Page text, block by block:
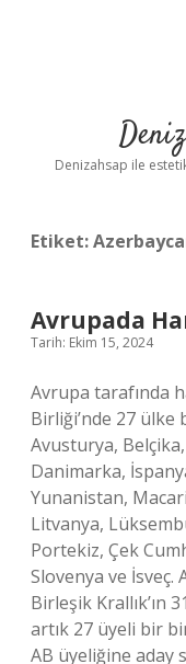
Denizahsap ile
Etiket:
Avrupada
Tarih: Ekim 15, 2024
Avrupa tarafında
Birliği’nde 27 ülke
Avusturya,
Danimarka,
Yunanistan,
Litvanya,
Portekiz, Çek
Slovenya ve
Birleşik Krallık’ın
artık 27 üyeli bir
AB üyeliğine aday